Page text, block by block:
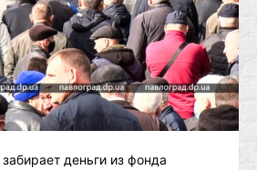
деньги из фонда